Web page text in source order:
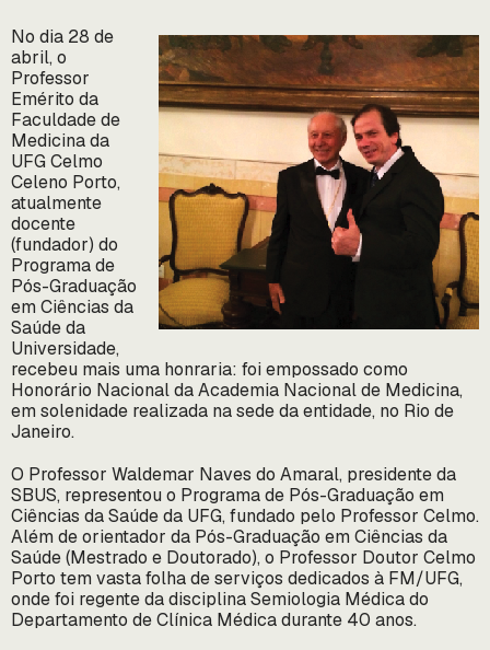
No dia 28 de
abril, o
Professor
Emérito da
Faculdade de
Medicina da
UFG Celmo
Celeno Porto,
atualmente
docente
(fundador) do
Programa de
Pós-Graduação
em Ciências da
Saúde da
Universidade,
recebeu mais uma honraria: foi empossado como
Honorário Nacional da Academia Nacional de Medicina,
em solenidade realizada na sede da entidade, no Rio de
Janeiro.
O Professor Waldemar Naves do Amaral, presidente da
SBUS, representou o Programa de Pós-Graduação em
Ciências da Saúde da UFG, fundado pelo Professor Celmo.
Além de orientador da Pós-Graduação em Ciências da
Saúde (Mestrado e Doutorado), o Professor Doutor Celmo
Porto tem vasta folha de serviços dedicados à FM/UFG,
onde foi regente da disciplina Semiologia Médica do
Departamento de Clínica Médica durante 40 anos.